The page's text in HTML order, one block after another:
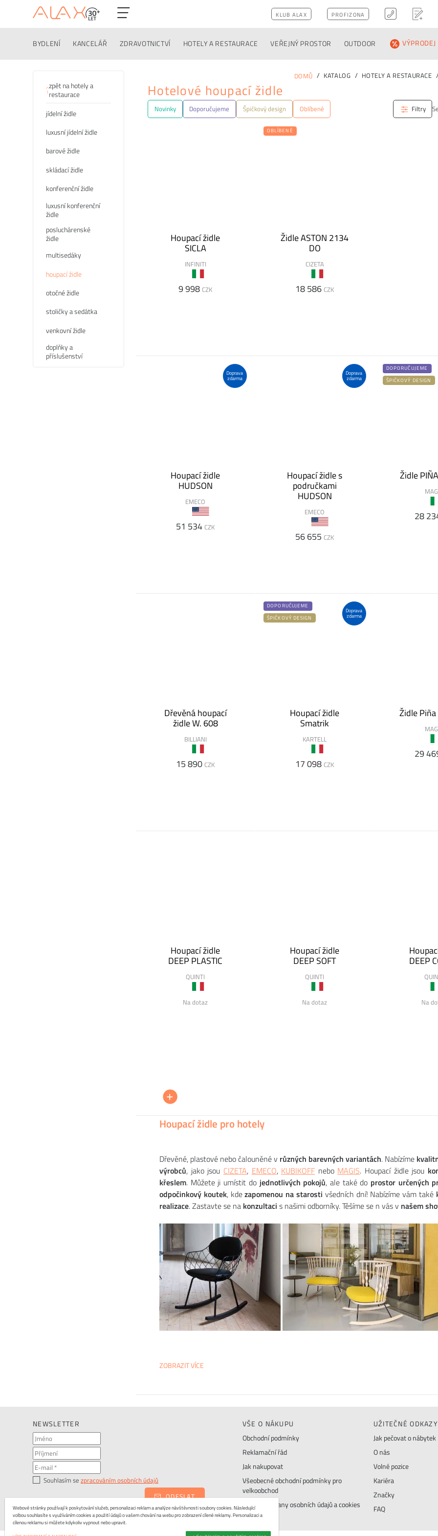
KLUB ALAX PROFIZONA
BYDLENÍ KANCELÁŘ ZDRAVOTNICTVÍ HOTELY A RESTAURACE VEŘEJNÝ PROSTOR OUTDOOR VÝPRODEJ
Kategorie
zpět na hotely a
restaurace
jídelní židle
luxusní jídelní židle
barové židle
skládací židle
konferenční židle
luxusní konferenční
židle
posluchárenské
židle
multisedáky
houpací židle
otočné židle
stoličky a sedátka
venkovní židle
doplňky a
příslušenství
DOMŮ KATALOG HOTELY A RESTAURACE
Hotelové houpací židle
Novinky Doporučujeme Špičkový design Oblíbené Filtry
Houpací židle
SICLA
INFINITI
9 998 CZK
OBLÍBENÉ
Židle ASTON 2134
DO
CIZETA
18 586 CZK
Doprava
zdarma
Houpací židle
HUDSON
EMECO
51 534 CZK
Doprava
zdarma
Houpací židle s
područkami
HUDSON
EMECO
56 655 CZK
DOPORUČUJEME
ŠPIČKOVÝ DESIGN
Židle
28
Dřevěná houpací
židle W. 608
BILLIANI
15 890 CZK
Doprava
zdarma
DOPORUČUJEME
ŠPIČKOVÝ DESIGN
Houpací židle
Smatrik
KARTELL
17 098 CZK
Židle
29
Houpací židle
DEEP PLASTIC
QUINTI
Na dotaz
Houpací židle
DEEP SOFT
QUINTI
Na dotaz
DEEP
Na
+
+
Houpací židle pro hotely
Dřevěné, plastové nebo čalouněné v různých barevných variantách. Nabízíme
výrobců, jako jsou CIZETA, EMECO, KUBIKOFF nebo MAGIS. Houpací židle jsou
křeslem. Můžete ji umístit do jednotlivých pokojů, ale také do prostor určených
odpočinkový koutek, kdezapomenou na starosti všedních dní! Nabízíme vám také
realizace. Zastavte se na konzultaci s našimi odborníky. Těšíme se n vás v našem
ZOBRAZIT VÍCE
NEWSLETTER
Souhlasím se zpracováním osobních údajů
ODESLAT
VŠE O NÁKUPU
Obchodní podmínky
Reklamační řád
Jak nakupovat
Všeobecné obchodní podmínky pro
velkoobchod
Zásady ochrany osobních údajů a cookies
UŽITEČNÉ ODKAZY
Jak pečovat o nábytek
O nás
Volné pozice
Kariéra
Značky
FAQ
Webové stránky používají k poskytování služeb, personalizaci reklam a analýze návštěvnosti soubory cookies. Následující
volbou souhlasíte s využíváním cookies a použití údajů o vašem chování na webu pro zobrazení cílené reklamy. Personalizaci a
cílenou reklamu si můžete kdykoliv vypnout nebo upravit.